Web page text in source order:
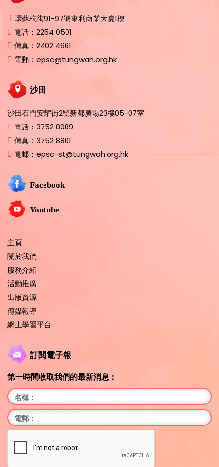
上環蘇杭街91-97號東利商業大廈1樓
電話： 2254 0501
傳真： 2402 4661
電郵： epsc@tungwah.org.hk
沙田
沙田石門安耀街2號新都廣場23樓05-07室
電話： 3752 8989
傳真： 3752 8801
電郵： epsc-st@tungwah.org.hk
Facebook
Youtube
主頁
關於我們
服務介紹
活動推廣
出版資源
傳媒報導
網上學習平台
訂閱電子報
第一時間收取我們的最新消息：